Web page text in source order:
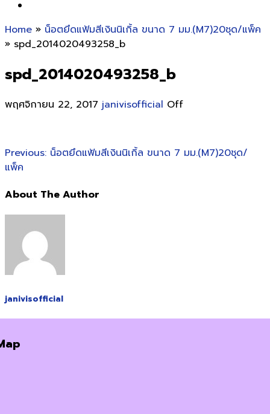
Home » น็อตยึดแฟ้มสีเงินนิเกิ้ล ขนาด 7 มม.(M7)20ชุด/แพ็ค
» spd_2014020493258_b
spd_2014020493258_b
พฤศจิกายน 22, 2017 janivisofficial Off
Previous: น็อตยึดแฟ้มสีเงินนิเกิ้ล ขนาด 7 มม.(M7)20ชุด/
แพ็ค
About The Author
janivisofficial